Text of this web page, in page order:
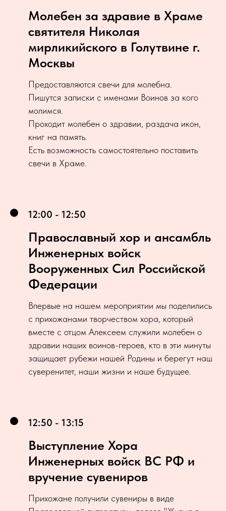
Молебен за здравие в Храме
святителя Николая
мирликийского в Голутвине г.
Москвы
Предоставляются свечи для молебна.
Пишутся записки с именами Воинов за кого
молимся.
Проходит молебен о здравии, раздача икон,
книг на память.
Есть возможность самостоятельно поставить
свечи в Храме.
12:00 - 12:50
Православный хор и ансамбль
Инженерных войск
Вооруженных Сил Российской
Федерации
Впервые на нашем мероприятии мы поделились
с прихожанами творчеством хора, который
вместе с отцом Алексеем служили молебен о
здравии наших воинов-героев, кто в эти минуты
защищает рубежи нашей Родины и берегут наш
суверенитет, наши жизни и наше будущее.
12:50 - 13:15
Выступление Хора
Инженерных войск ВС РФ и
вручение сувениров
Прихожане получили сувениры в виде